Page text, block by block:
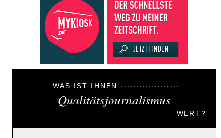
WAS IST IHNEN
Qualitätsjournalismus
WERT?